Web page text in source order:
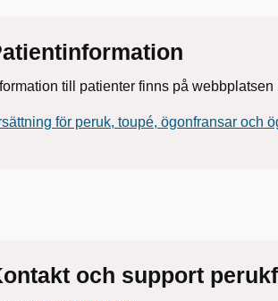
till patienter finns på webbplatsen
för peruk, toupé, ögonfransar och
och support